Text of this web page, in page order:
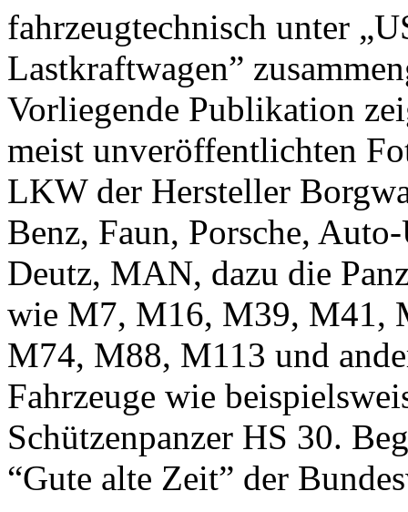
fahrzeugtechnisch unter
Lastkraftwagen”
Vorliegende Publikation
meist unveröffentlichten
LKW der Hersteller
Benz, Faun, Porsche,
Deutz, MAN, dazu die
wie M7, M16, M39, M41,
M74, M88, M113 und
Fahrzeuge wie
Schützenpanzer HS 30.
“Gute alte Zeit” der